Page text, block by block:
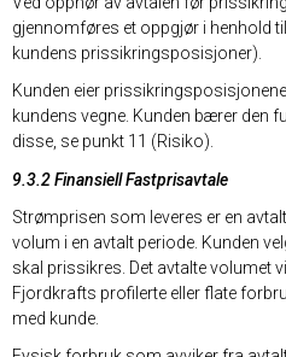
gjennomføres et oppgjør i henhold
kundens prissikringsposisjoner).
Kunden eier
kundens vegne. Kunden bærer den
disse, se punkt 11 (Risiko).
9.3.2 Finansiell Fastprisavtale
Strømprisen som leveres er en
volum i en avtalt periode. Kunden
skal prissikres. Det avtalte volumet
Fjordkrafts profilerte eller flate
med kunde.